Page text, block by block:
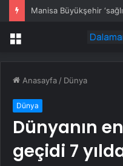
Manisa Büyükşehir
Menü
Anasayfa / Dünya
Dünya
Dünyanın
geçidi 7